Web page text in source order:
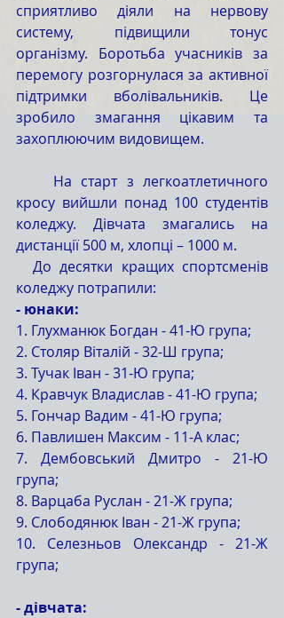
сприятливо діяли на нервову
систему, підвищили тонус
організму. Боротьба учасників за
перемогу розгорнулася за активної
підтримки вболівальників. Це
зробило змагання цікавим та
захоплюючим видовищем.
кросу вийшли понад 100 студентів
коледжу. Дівчата змагались на
дистанції 500 м, хлопці – 1000 м.
коледжу потрапили:
- юнаки:
1. Глухманюк Богдан - 41-Ю група;
2. Столяр Віталій - 32-Ш група;
3. Тучак Іван - 31-Ю група;
4. Кравчук Владислав - 41-Ю група;
5. Гончар Вадим - 41-Ю група;
6. Павлишен Максим - 11-А клас;
7. Дембовський Дмитро - 21-Ю
група;
8. Варцаба Руслан - 21-Ж група;
9. Слободянюк Іван - 21-Ж група;
10. Селезньов Олександр - 21-Ж
група;
- дівчата: